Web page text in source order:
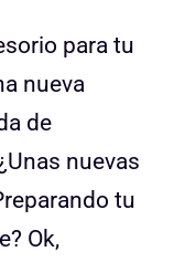
para tu
nueva
de
nuevas
tu
Ok,